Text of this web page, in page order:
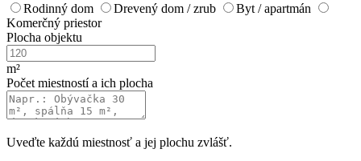
Rodinný dom
Drevený dom / zrub
Byt / apartmán
Komerčný priestor
Plocha objektu
m²
Počet miestností a ich plocha
Uveďte každú miestnosť a jej plochu zvlášť.